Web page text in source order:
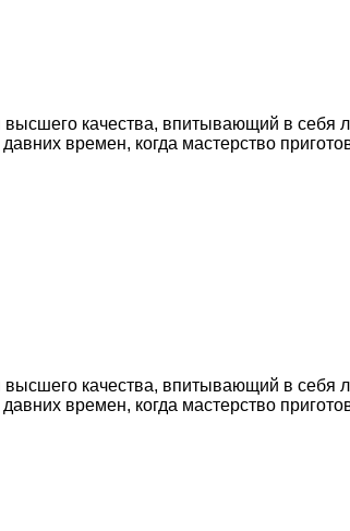
качества, впитывающий в себя
времен, когда мастерство
качества, впитывающий в себя
времен, когда мастерство